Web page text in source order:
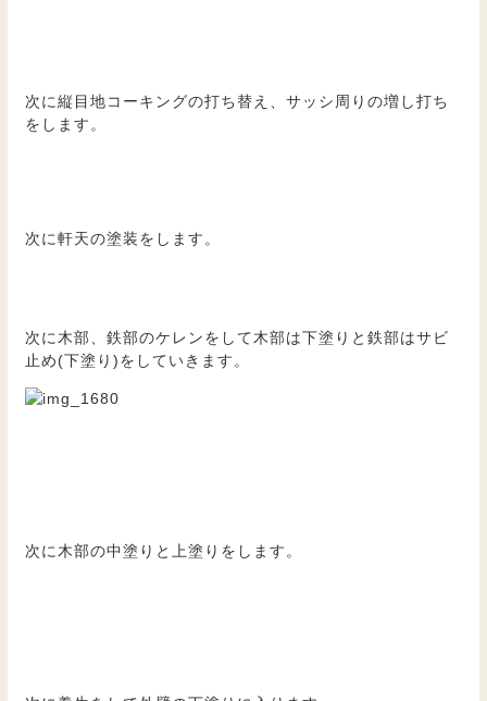
次に縦目地コーキングの打ち替え、サッシ周りの増し打ち
をします。
次に軒天の塗装をします。
次に木部、鉄部のケレンをして木部は下塗りと鉄部はサビ
止め(下塗り)をしていきます。
次に木部の中塗りと上塗りをします。